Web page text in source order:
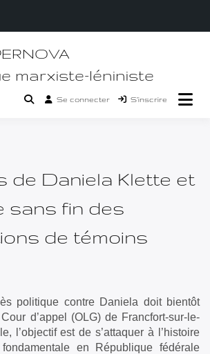
marxiste-léniniste
Se connecter S’inscrire
de Daniela Klette et
sans fin des
de témoins
politique contre Daniela doit bientôt
d’appel (OLG) de Francfort-sur-le-
l’objectif est de s’attaquer à l’histoire
en République fédérale